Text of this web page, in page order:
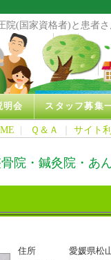
院(国家資格者)と患者
明会 スタッフ募集
| Ｑ＆Ａ サイト
院・鍼灸院・あ
住所
愛媛県松